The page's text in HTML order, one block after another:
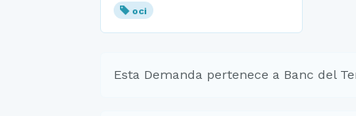
oci
Esta Demanda pertenece a Banc del